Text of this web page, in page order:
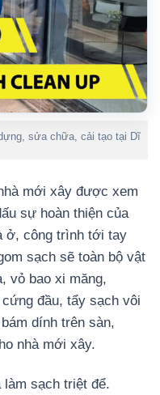
sửa chữa, cải tạo tại Dĩ
mới xây được xem
sự hoàn thiện của
ở, công trình tới tay
sạch sẽ toàn bộ vật
vỏ bao xi măng,
đầu, tẩy sạch vôi
dính trên sàn,
nhà mới xây.
làm sạch triệt để.